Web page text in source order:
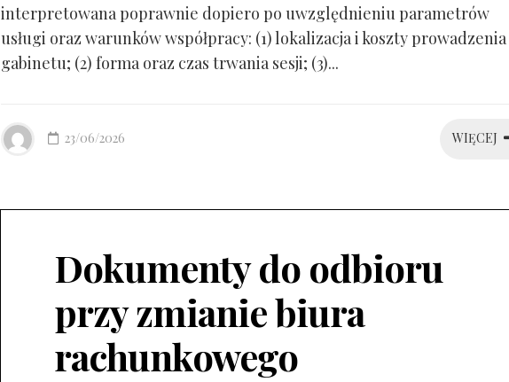
interpretowana poprawnie dopiero po uwzględnieniu parametrów
usługi oraz warunków współpracy: (1) lokalizacja i koszty prowadzenia
gabinetu; (2) forma oraz czas trwania sesji; (3)...
WIĘCEJ
23/06/2026
Dokumenty do odbioru
przy zmianie biura
rachunkowego